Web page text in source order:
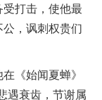
打击，使他最
，讽刺权贵们
《始闻夏蝉》
遇衰齿，节谢属